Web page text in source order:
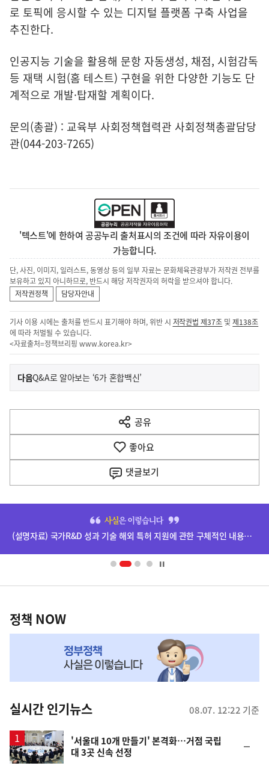
로 토픽에 응시할 수 있는 디지털 플랫폼 구축 사업을
추진한다.
인공지능 기술을 활용해 문항 자동생성, 채점, 시험감독
등 재택 시험(홈 테스트) 구현을 위한 다양한 기능도 단
계적으로 개발·탑재할 계획이다.
문의(총괄) : 교육부 사회정책협력관 사회정책총괄담당
관(044-203-7265)
'텍스트'에 한하여 공공누리 출처표시의 조건에 따라 자유이용이
가능합니다.
단, 사진, 이미지, 일러스트, 동영상 등의 일부 자료는 문화체육관광부가 저작권 전부를
보유하고 있지 아니하므로, 반드시 해당 저작권자의 허락을 받으셔야 합니다.
저작권정책
담당자안내
기사 이용 시에는 출처를 반드시 표기해야 하며, 위반 시 저작권법 제37조 및제138조
에 따라 처벌될 수 있습니다.
<자료출처=정책브리핑 www.korea.kr>
이
전
다
음
다음기
Q&A로 알아보는 ‘6가 혼합백신’
공유
열
기
좋아요
댓글보기
영
(설명자료) 국가R&D 성과 기술 해외 특허 지원에 관한 구체적인 내용은 확정되지 않았습니다.
책
NOW,
뉴
스
정책 NOW
실시간 인기뉴스 08.07. 12:22 기준
'서울대 10개 만들기' 본격화…거점 국립
대 3곳 신속 선정